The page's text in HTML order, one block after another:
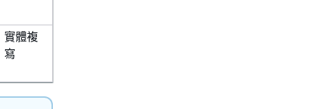
實體複
寫